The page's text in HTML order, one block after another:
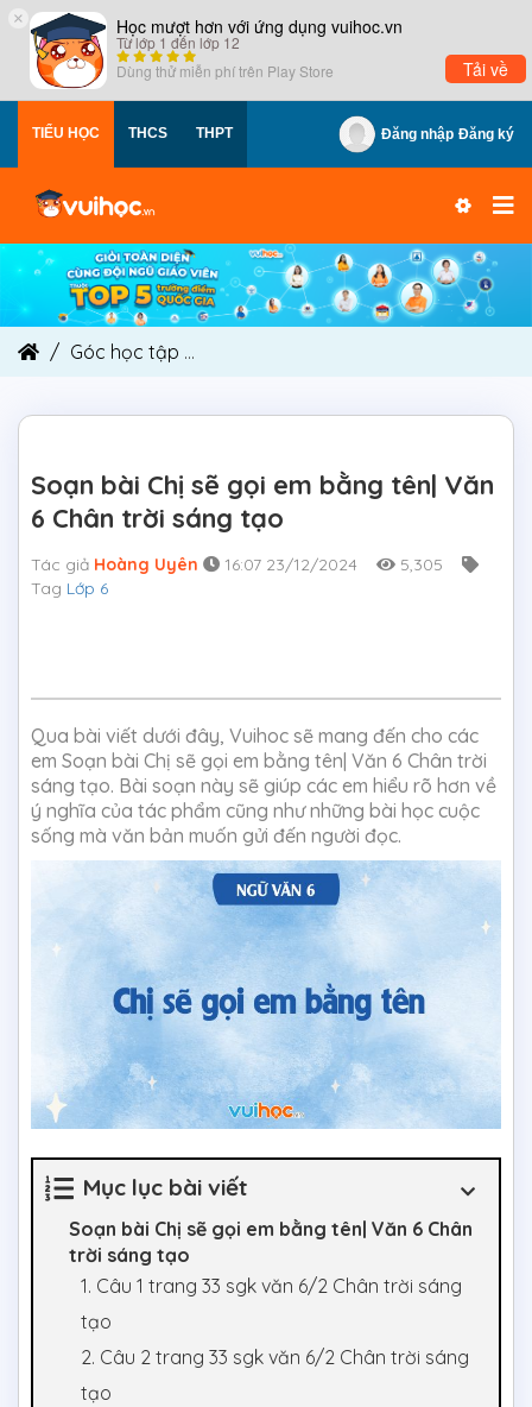
× Học mượt hơn với ứng dụng vuihoc.vn
Từ lớp 1 đến lớp 12
Dùng thử miễn phí trên Play Store Tải về
TIỂU HỌC THCS THPT Đăng nhập Đăng ký
Góc học tập
Soạn bài Chị sẽ gọi em bằng tên| Văn
6 Chân trời sáng tạo
Tác giả Hoàng Uyên 16:07 23/12/2024
5,305
Tag Lớp 6
Qua bài viết dưới đây, Vuihoc sẽ mang đến cho các
em Soạn bài Chị sẽ gọi em bằng tên| Văn 6 Chân trời
sáng tạo. Bài soạn này sẽ giúp các em hiểu rõ hơn về
ý nghĩa của tác phẩm cũng như những bài học cuộc
sống mà văn bản muốn gửi đến người đọc.
Mục lục bài viết
Soạn bài Chị sẽ gọi em bằng tên| Văn 6 Chân
trời sáng tạo
1. Câu 1 trang 33 sgk văn 6/2 Chân trời sáng
tạo
2. Câu 2 trang 33 sgk văn 6/2 Chân trời sáng
tạo